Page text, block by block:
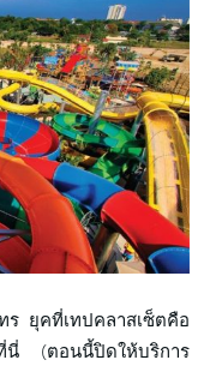
ร ยุคที่เทปคลาสเซ็ตคือ
นี่ (ตอนนี้ปิดให้บริการ